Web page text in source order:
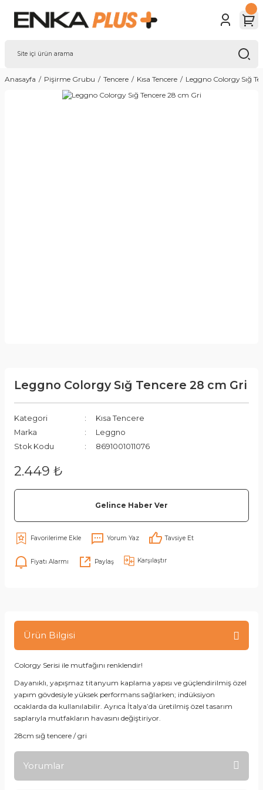
Anasayfa Pişirme Grubu Tencere Kısa Tencere Leggno Colorgy Sığ
Leggno Colorgy Sığ Tencere 28 cm Gri
Kategori
Kısa Tencere
Marka
Leggno
Stok Kodu
8691001011076
2.449 ₺
Gelince Haber Ver
Yorum Yaz Tavsiye Et
Fiyatı Alarmı Paylaş Karşılaştır
Ürün Bilgisi
Colorgy Serisi ile mutfağını renklendir!
Dayanıklı, yapışmaz titanyum kaplama yapısı ve güçlendirilmiş özel
yapım gövdesiyle yüksek performans sağlarken; indüksiyon
ocaklarda da kullanılabilir. Ayrıca İtalya’da üretilmiş özel tasarım
saplarıyla mutfakların havasını değiştiriyor.
28cm sığ tencere / gri
Yorumlar